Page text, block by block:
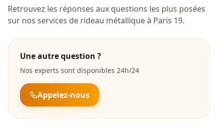
Retrouvez les réponses aux questions les plus posées
sur nos services de rideau métallique à Paris 19.
Une autre question ?
Nos experts sont disponibles 24h/24
Appelez-nous